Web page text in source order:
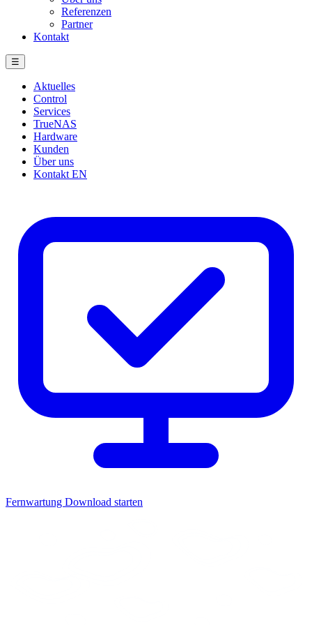
Referenzen
Partner
Kontakt
☰
Aktuelles
Control
Services
TrueNAS
Hardware
Kunden
Über uns
Kontakt EN
Fernwartung Download starten